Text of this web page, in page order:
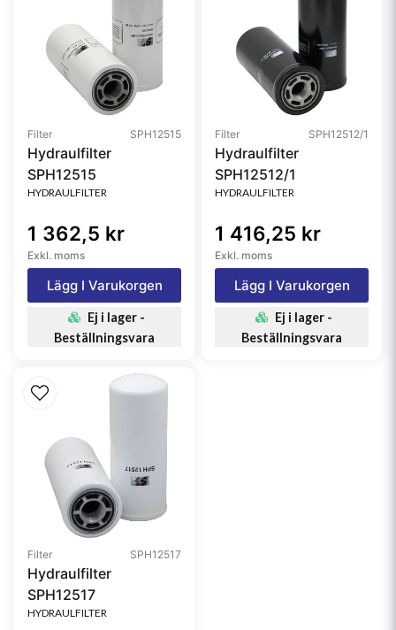
Filter SPH12515
Hydraulfilter
SPH12515
HYDRAULFILTER
1 362,5 kr
Exkl. moms
Lägg I Varukorgen
Ej i lager -
Beställningsvara
Filter SPH12512/1
Hydraulfilter
SPH12512/1
HYDRAULFILTER
1 416,25 kr
Exkl. moms
Lägg I Varukorgen
Ej i lager -
Beställningsvara
Filter SPH12517
Hydraulfilter
SPH12517
HYDRAULFILTER